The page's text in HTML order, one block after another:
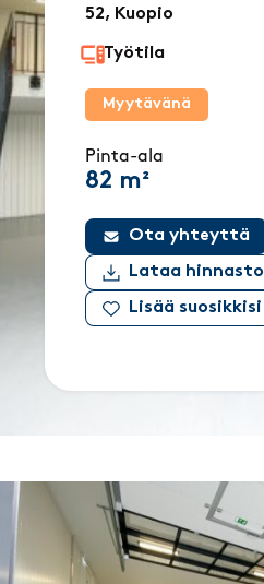
52, Kuopio
Työtila
Myytävänä
Pinta-ala
82 m²
Ota yhteyttä
Lataa hinnasto
Lisää suosikkisi